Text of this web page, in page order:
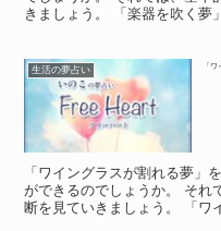
きましょう。 「楽器を吹く夢
生活の夢占い 「
「ワイングラスが割れる夢」
ができるのでしょうか。 それ
断を見ていきましょう。 「ワ